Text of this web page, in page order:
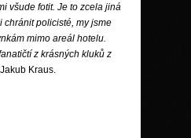
všude fotit. Je to zcela jiná
chránit policisté, my jsme
mimo areál hotelu.
z krásných kluků z
Kraus.